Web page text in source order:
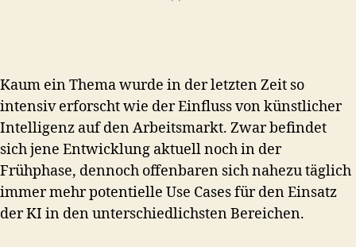
Kaum ein Thema wurde in der letzten Zeit so
intensiv erforscht wie der Einfluss von künstlicher
Intelligenz auf den Arbeitsmarkt. Zwar befindet
sich jene Entwicklung aktuell noch in der
Frühphase, dennoch offenbaren sich nahezu täglich
immer mehr potentielle Use Cases für den Einsatz
der KI in den unterschiedlichsten Bereichen.